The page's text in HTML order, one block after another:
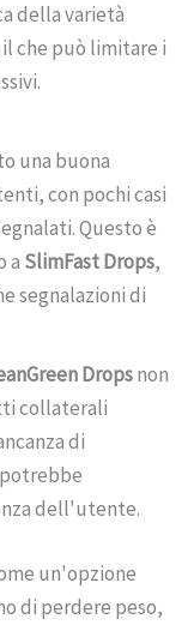
della varietà
che può limitare i
una buona
con pochi casi
Questo è
a SlimFast Drops,
segnalazioni di
Dropsnon
collaterali
di
dell'utente.
un'opzione
di perdere peso,